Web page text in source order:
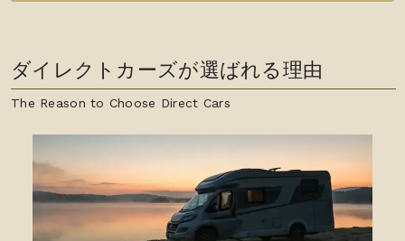
ダイレクトカーズが選ばれる理由
The Reason to Choose Direct Cars